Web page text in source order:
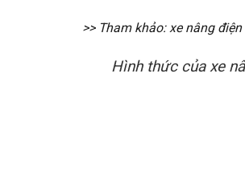
>> Tham khảo:xe nâng
Hình thức của xe